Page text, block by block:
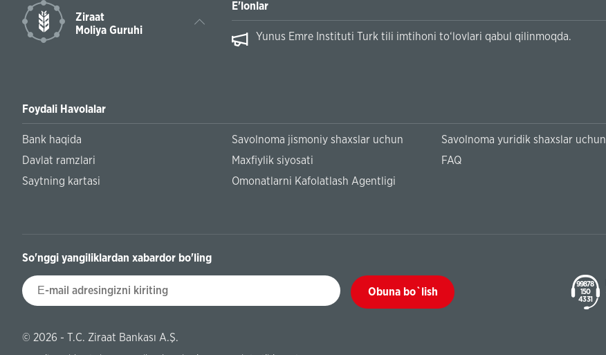
Ziraat
Moliya Guruhi
E'lonlar
Yunus Emre Instituti Turk tili imtihoni to‘lovlari qabul qilinmoqda.
Foydali Havolalar
Bank haqida Savolnoma jismoniy shaxslar uchun
Savolnoma yuridik shaxslar uchun
Davlat ramzlari
Maxfiylik siyosati
FAQ
Saytning kartasi
Omonatlarni Kafolatlash Agentligi
So'nggi yangiliklardan xabardor bo'ling
Obuna bo`lish
99878
150
43 31
© 2026 - T.C. Ziraat Bankası A.Ş.